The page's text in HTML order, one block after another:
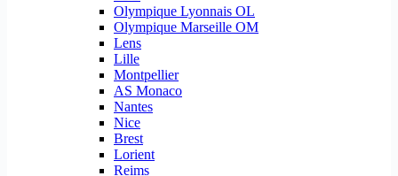
Olympique Lyonnais OL
Olympique Marseille OM
Lens
Lille
Montpellier
AS Monaco
Nantes
Nice
Brest
Lorient
Reims